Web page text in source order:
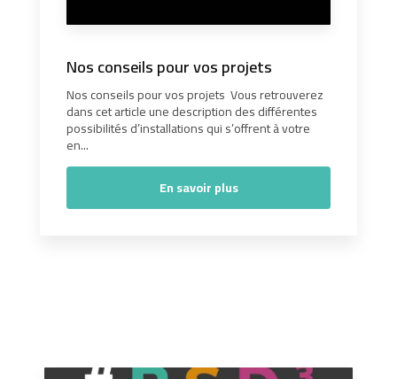
Nos conseils pour vos projets
Nos conseils pour vos projets Vous retrouverez
dans cet article une description des différentes
possibilités d’installations qui s’offrent à votre
en...
En savoir plus